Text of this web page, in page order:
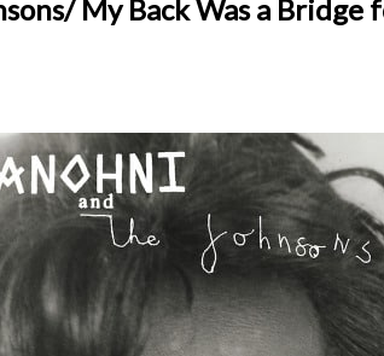
My Back Was a Bridge